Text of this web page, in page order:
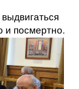
и посмертно.